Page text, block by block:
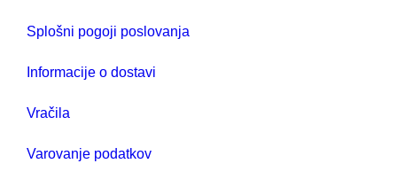
Splošni pogoji poslovanja
Informacije o dostavi
Vračila
Varovanje podatkov